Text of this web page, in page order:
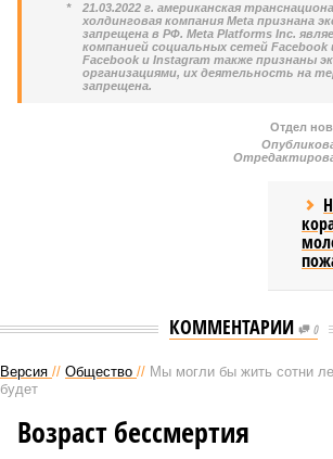
*
21.03.2022 г. американская
холдинговая компания Meta признана
запрещена в РФ. Meta Platforms Inc.
компанией социальных сетей Facebook
Facebook и Instagram также признаны
организациями, их деятельность на
запрещена.
Отдел
КОММЕНТАРИИ 0
Версия // Общество // Мы могли бы жить сотни
будет
Возраст бессмертия